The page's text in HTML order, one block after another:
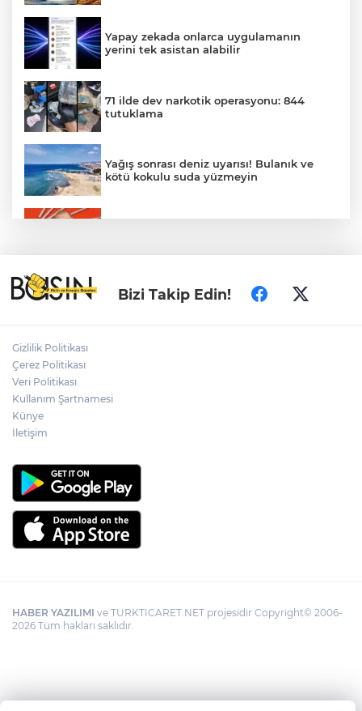
Yapay zekada onlarca uygulamanın
yerini tek asistan alabilir
71 ilde dev narkotik operasyonu: 844
tutuklama
Yağış sonrası deniz uyarısı! Bulanık ve
kötü kokulu suda yüzmeyin
Türkiye ile Vietnam arasında 'hava'da
yeni dönem... Sefer kapasitesi artırıldı
Bizi Takip Edin!
Gizlilik Politikası
Çerez Politikası
Veri Politikası
Kullanım Şartnamesi
Künye
İletişim
HABER YAZILIMI ve TURKTICARET.NET projesidir Copyright© 2006-
2026 Tüm hakları saklıdır.